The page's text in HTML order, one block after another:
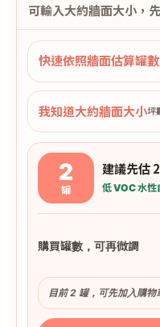
可輸入大約牆面大小，
快速依照牆面估算罐數
我知道大約牆面大小坪
2
罐
建議先估
低 VOC 水性
購買罐數，可再微調
目前 2 罐，可先加入購物